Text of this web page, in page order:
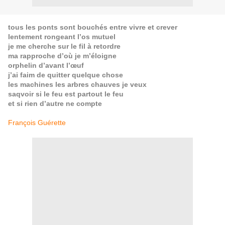
tous les ponts sont bouchés entre vivre et crever
lentement rongeant l’os mutuel
je me cherche sur le fil à retordre
ma rapproche d’où je m’éloigne
orphelin d’avant l’œuf
j’ai faim de quitter quelque chose
les machines les arbres chauves je veux
saqvoir si le feu est partout le feu
et si rien d’autre ne compte
François Guérette